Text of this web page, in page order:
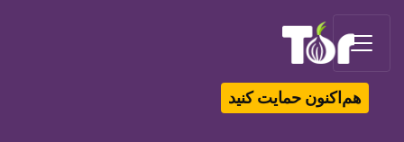
هم‌اکنون حمایت کنید